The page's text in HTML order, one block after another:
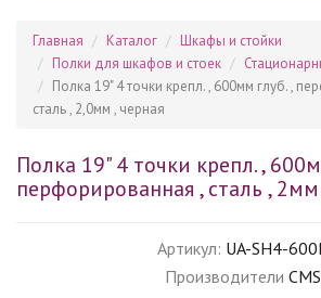
Главная Каталог
Шкафы и стойки
Полки для шкафов и стоек
Полка 19" 4 точки крепл. , 600мм глуб. ,
сталь , 2,0мм , черная
Полка 19" 4 точки крепл. ,
перфорированная , сталь , 2мм
Артикул: UA-SH4-
Производители CMS